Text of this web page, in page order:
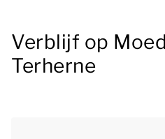
Verblijf op
Terherne